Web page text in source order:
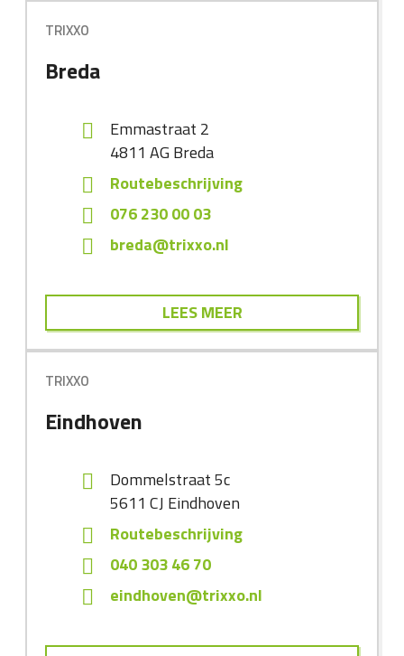
TRIXXO
Breda
Emmastraat 2
4811 AG Breda
Routebeschrijving
076 230 00 03
breda@trixxo.nl
LEES MEER
TRIXXO
Eindhoven
Dommelstraat 5c
5611 CJ Eindhoven
Routebeschrijving
040 303 46 70
eindhoven@trixxo.nl